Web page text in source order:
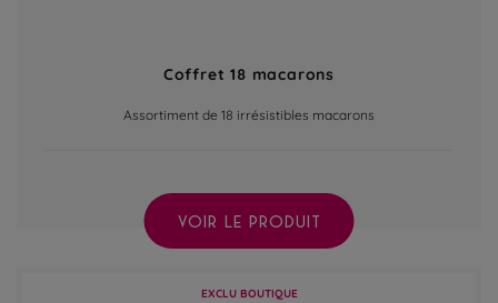
Coffret 18 macarons
Assortiment de 18 irrésistibles macarons
VOIR LE PRODUIT
EXCLU BOUTIQUE